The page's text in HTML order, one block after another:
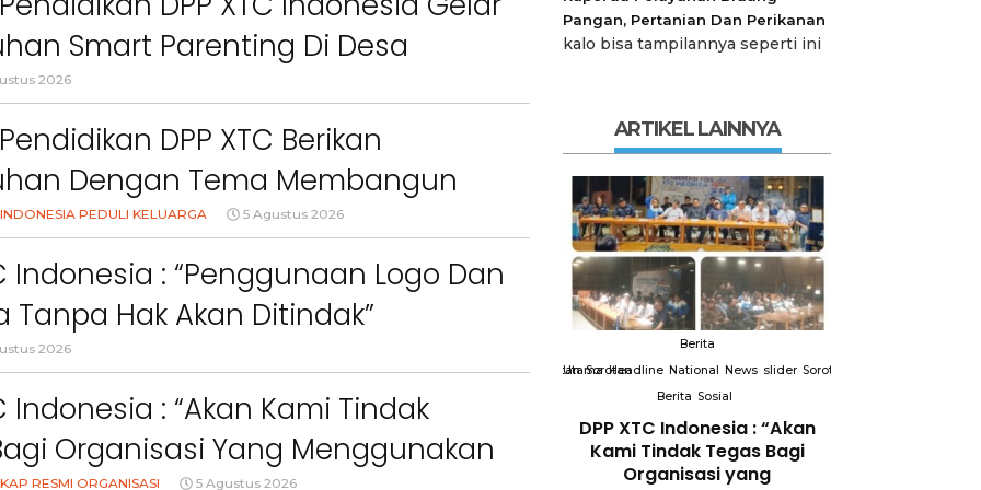
Smart Parenting Di Desa
KBB
2026
DPP XTC Berikan
Dengan Tema Membangun
Tua Dalam Menjaga
Anak Di Era Digital
PEDULI KELUARGA 5 Agustus 2026
Indonesia : “Penggunaan Logo Dan
Tanpa Hak Akan Ditindak”
2026
Indonesia : “Akan Kami Tindak
Organisasi Yang Menggunakan
RESMI ORGANISASI 5 Agustus 2026
Pangan, Pertanian Dan Perikanan
kalo bisa tampilannya seperti ini
ARTIKEL LAINNYA
Sorotan
Utama Headline National News slider Sorotan Sorotan
Berita
Sosial
Berikan Penyuluhan dengan
Tema Membangun Peran
Utama Headline National News slider Sorotan Sorotan
Berita
Kami Tindak Tegas Bagi
Organisasi yang
Berita
Utama Headline National News slider Sorotan
Berita Sosial
Terkait “XTC Sexy Road”,
Ketua Dewan Pendiri :
“Penggunaan Nama Tersebut